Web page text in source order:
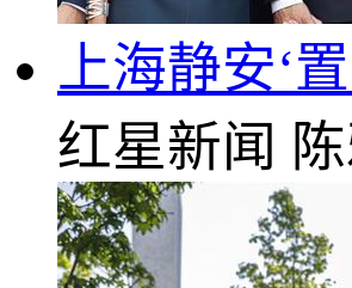
上海静安‘
红星新闻